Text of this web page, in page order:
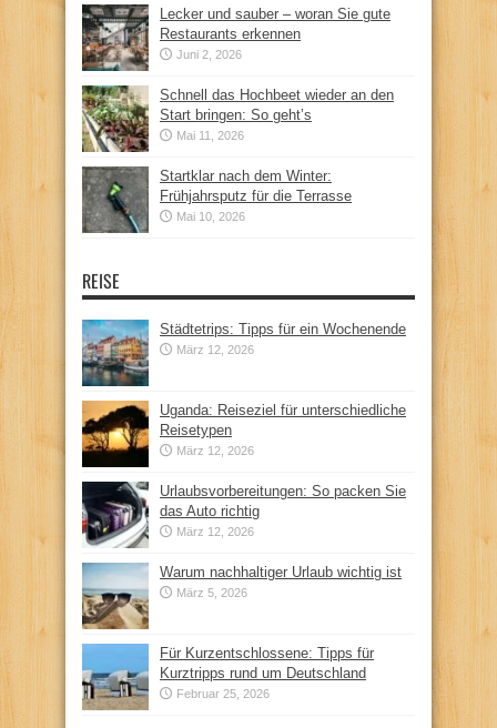
Lecker und sauber – woran Sie gute
Restaurants erkennen
Juni 2, 2026
Schnell das Hochbeet wieder an den
Start bringen: So geht’s
Mai 11, 2026
Startklar nach dem Winter:
Frühjahrsputz für die Terrasse
Mai 10, 2026
REISE
Städtetrips: Tipps für ein Wochenende
März 12, 2026
Uganda: Reiseziel für unterschiedliche
Reisetypen
März 12, 2026
Urlaubsvorbereitungen: So packen Sie
das Auto richtig
März 12, 2026
Warum nachhaltiger Urlaub wichtig ist
März 5, 2026
Für Kurzentschlossene: Tipps für
Kurztripps rund um Deutschland
Februar 25, 2026